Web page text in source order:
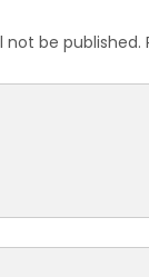
not be published.